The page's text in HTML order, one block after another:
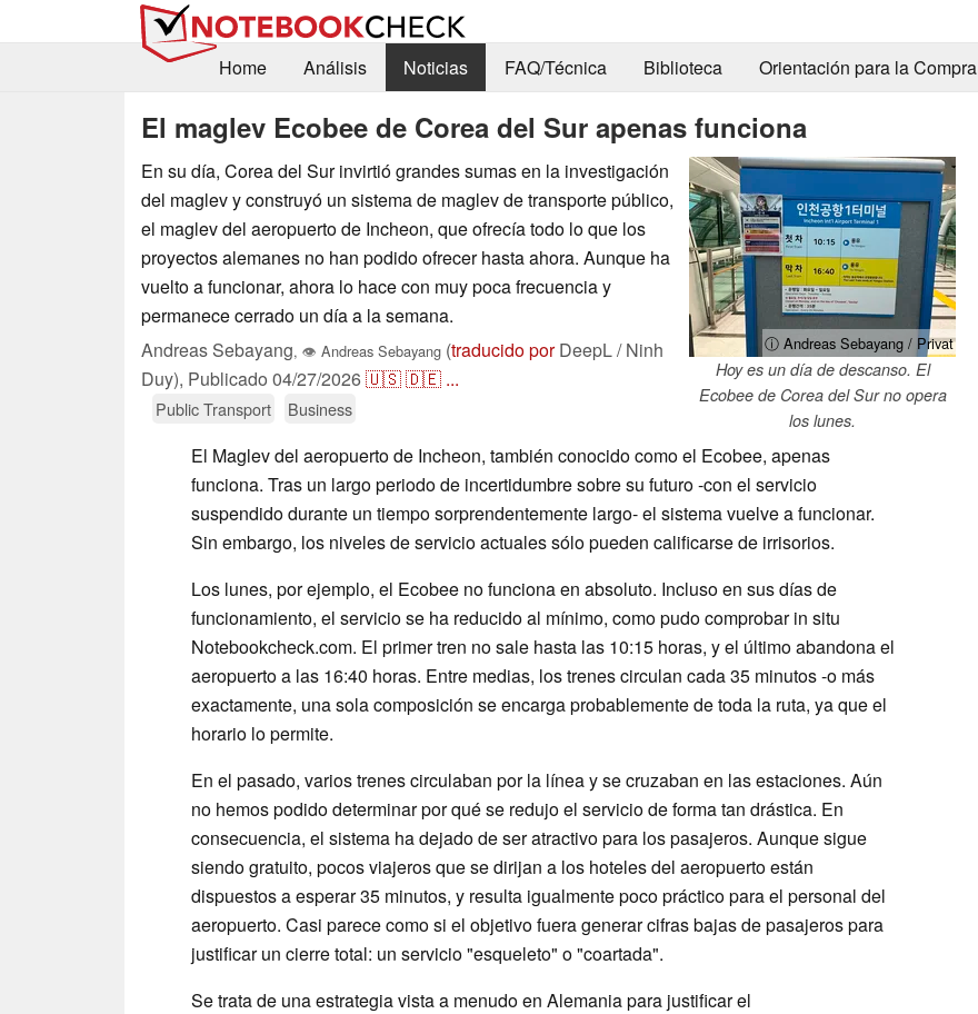
Home
Análisis Noticias FAQ/Técnica Biblioteca Orientación para la Compra
El maglev Ecobee de Corea del Sur apenas funciona
ⓘ Andreas Sebayang / Privat
Hoy es un día de descanso. El
Ecobee de Corea del Sur no opera
los lunes.
En su día, Corea del Sur invirtió grandes sumas en la investigación
del maglev y construyó un sistema de maglev de transporte público,
el maglev del aeropuerto de Incheon, que ofrecía todo lo que los
proyectos alemanes no han podido ofrecer hasta ahora. Aunque ha
vuelto a funcionar, ahora lo hace con muy poca frecuencia y
permanece cerrado un día a la semana.
Andreas Sebayang, 👁 Andreas Sebayang (traducido porDeepL / Ninh
Duy), Publicado 04/27/2026🇺🇸🇩🇪 ...
Public Transport Business
El Maglev del aeropuerto de Incheon, también conocido como el Ecobee, apenas
funciona. Tras un largo periodo de incertidumbre sobre su futuro -con el servicio
suspendido durante un tiempo sorprendentemente largo- el sistema vuelve a funcionar.
Sin embargo, los niveles de servicio actuales sólo pueden calificarse de irrisorios.
Los lunes, por ejemplo, el Ecobee no funciona en absoluto. Incluso en sus días de
funcionamiento, el servicio se ha reducido al mínimo, como pudo comprobar in situ
Notebookcheck.com. El primer tren no sale hasta las 10:15 horas, y el último abandona el
aeropuerto a las 16:40 horas. Entre medias, los trenes circulan cada 35 minutos -o más
exactamente, una sola composición se encarga probablemente de toda la ruta, ya que el
horario lo permite.
En el pasado, varios trenes circulaban por la línea y se cruzaban en las estaciones. Aún
no hemos podido determinar por qué se redujo el servicio de forma tan drástica. En
consecuencia, el sistema ha dejado de ser atractivo para los pasajeros. Aunque sigue
siendo gratuito, pocos viajeros que se dirijan a los hoteles del aeropuerto están
dispuestos a esperar 35 minutos, y resulta igualmente poco práctico para el personal del
aeropuerto. Casi parece como si el objetivo fuera generar cifras bajas de pasajeros para
justificar un cierre total: un servicio "esqueleto" o "coartada".
Se trata de una estrategia vista a menudo en Alemania para justificar el